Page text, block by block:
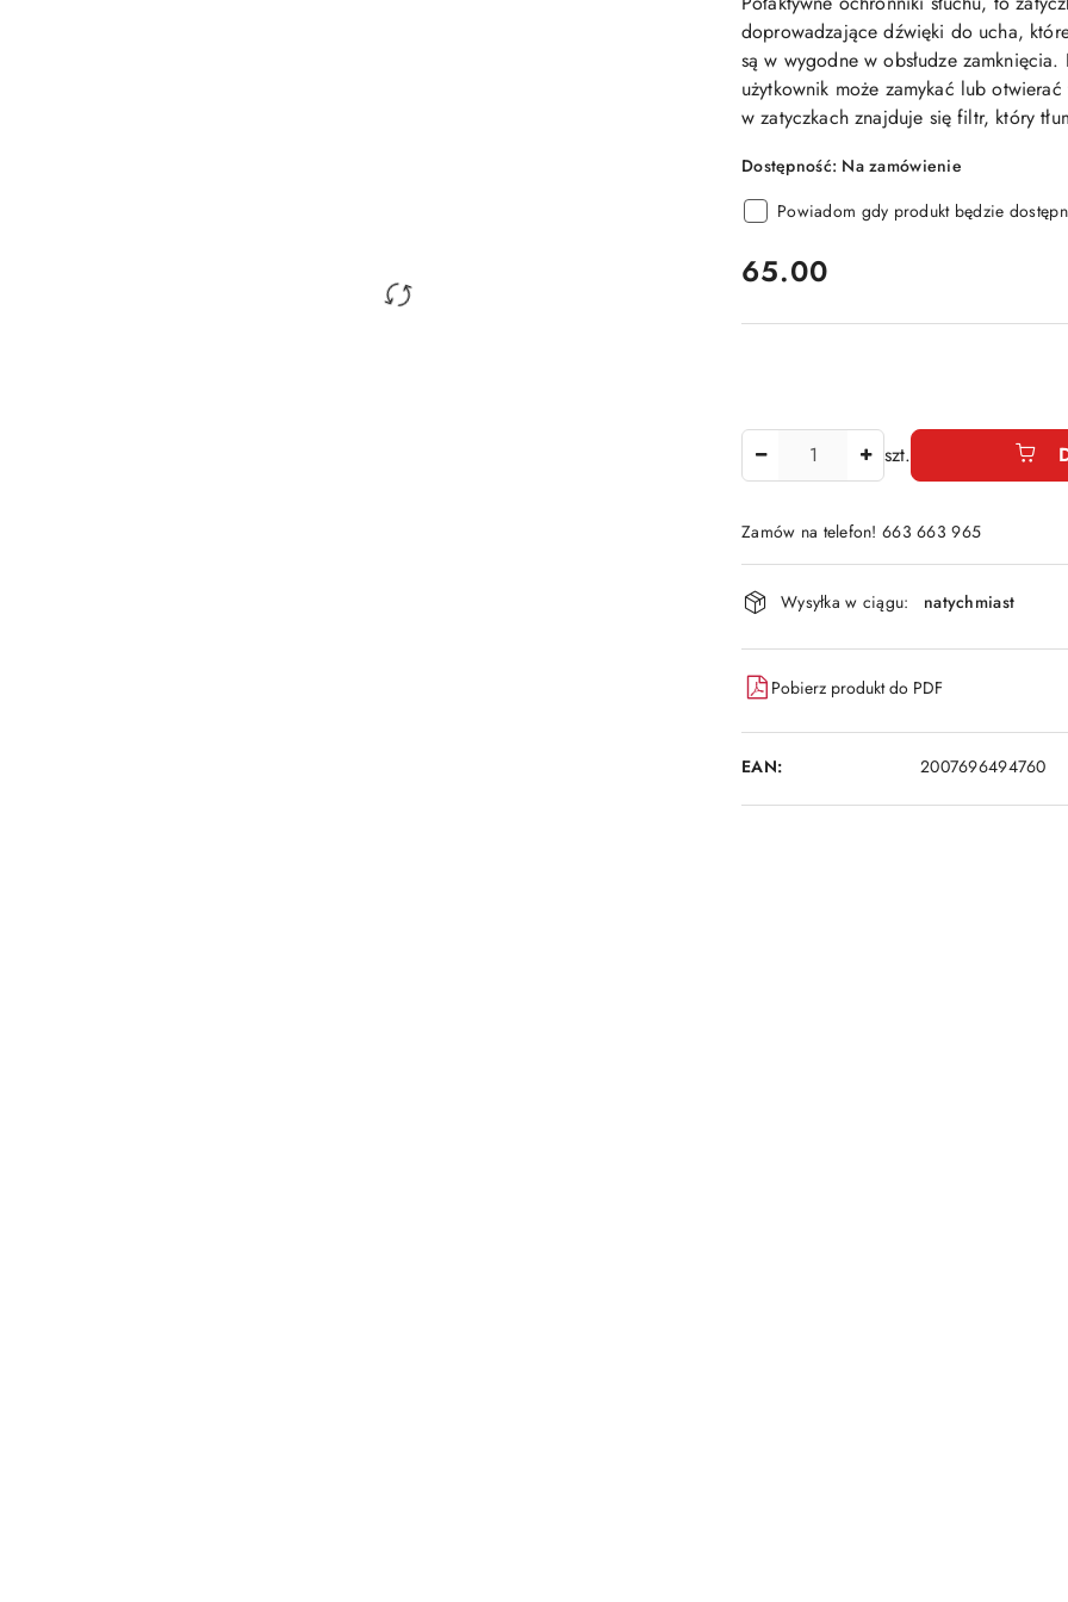
doprowadzające dźwięki do ucha,
są w wygodne w obsłudze
użytkownik może zamykać lub
w zatyczkach znajduje się filtr, który
Dostępność: Na zamówienie
Powiadom gdy produkt będzie
cena:
65.00
szt.
Zamów na telefon! 663 663 965
Dostępność
i
dostawa
Wysyłka w ciągu: natychmiast
Pobierz produkt do PDF
EAN: 2007696494760